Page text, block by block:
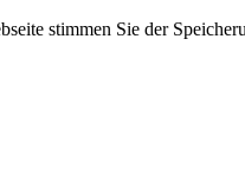
stimmen Sie der